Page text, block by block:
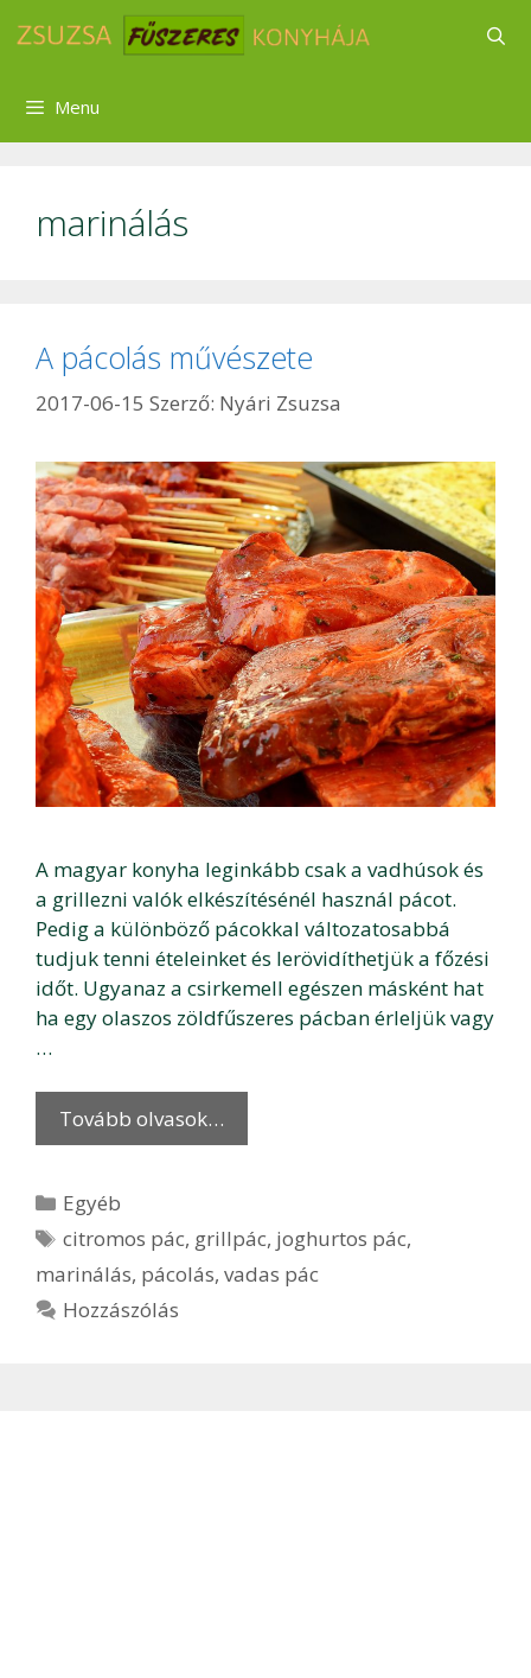
Menu
marinálás
A pácolás művészete
2017-06-15 Szerző: Nyári Zsuzsa
A magyar konyha leginkább csak a vadhúsok és
a grillezni valók elkészítésénél használ pácot.
Pedig a különböző pácokkal változatosabbá
tudjuk tenni ételeinket és lerövidíthetjük a főzési
időt. Ugyanaz a csirkemell egészen másként hat
ha egy olaszos zöldfűszeres pácban érleljük vagy
…
Tovább olvasok…
Kategória
Egyéb
Címkék
citromos pác, grillpác, joghurtos pác,
marinálás, pácolás, vadas pác
Hozzászólás